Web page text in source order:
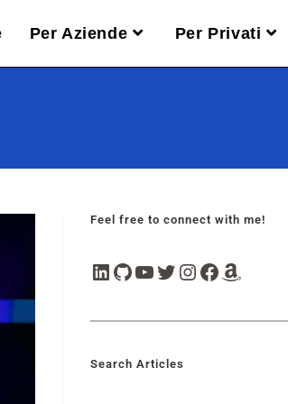
Per Aziende Per Privati
Feel free to connect with me!
Search Articles